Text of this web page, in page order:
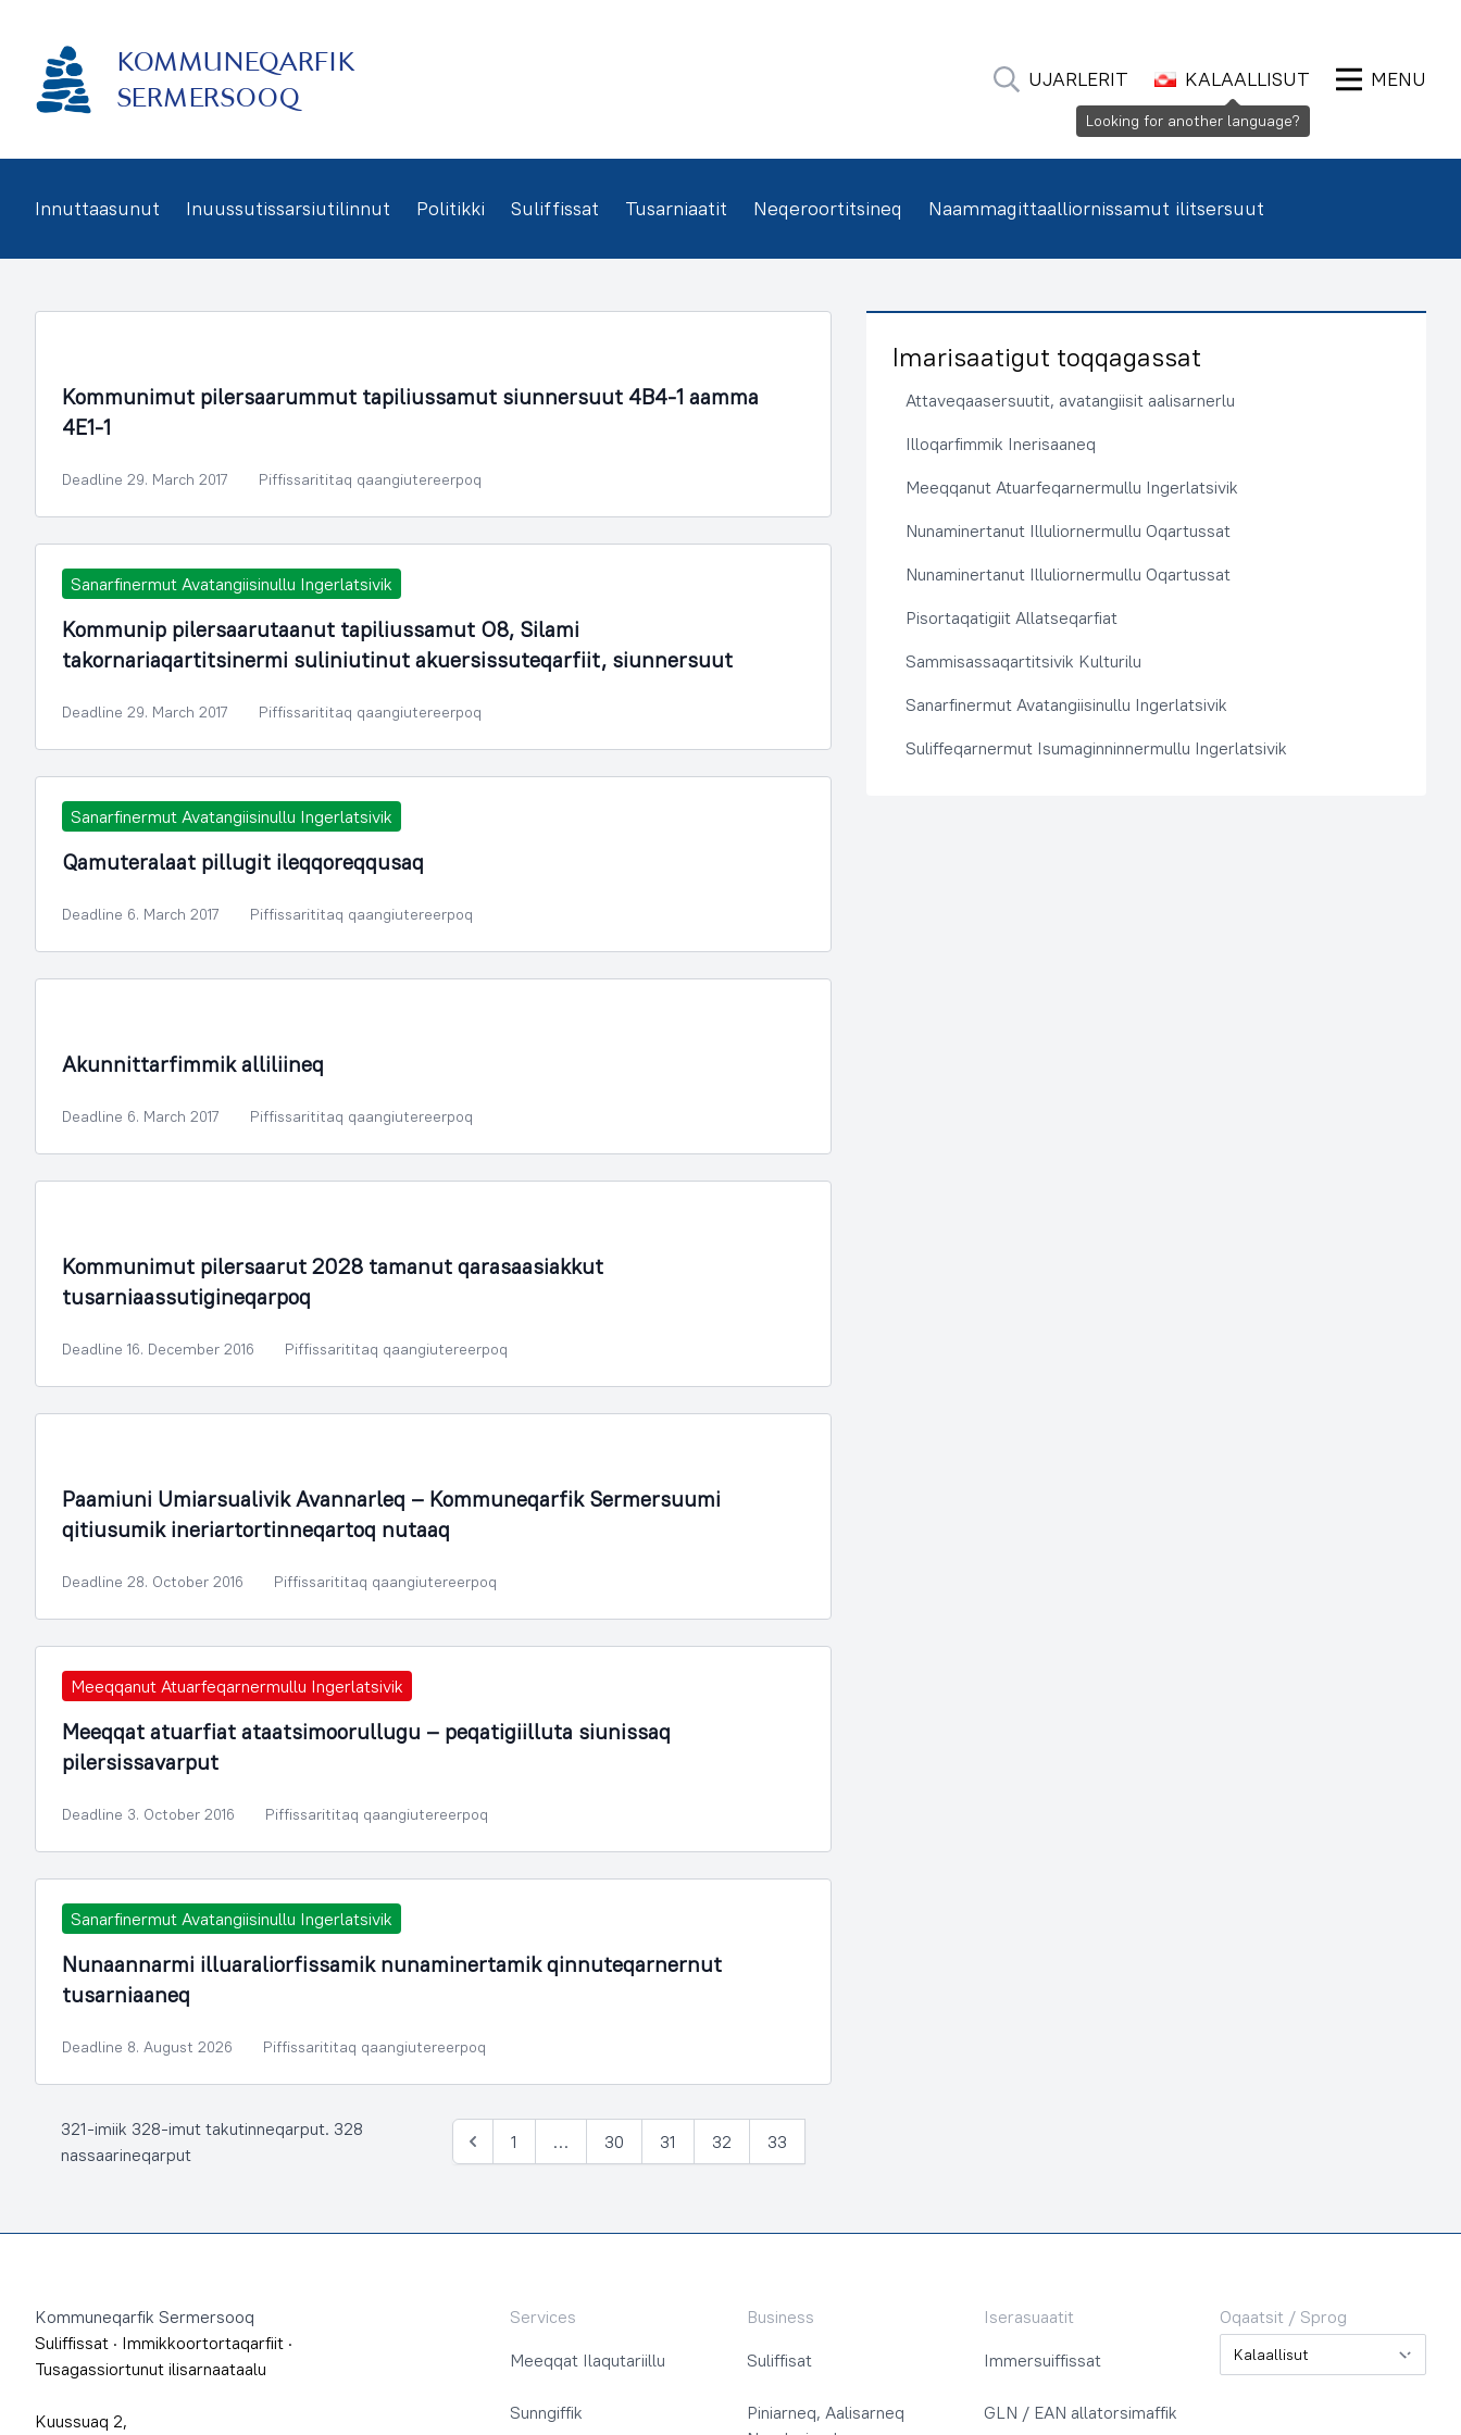
KOMMUNEQARFIK
SERMERSOOQ
UJARLERIT KALAALLISUT MENU
Innuttaasunut Inuussutissarsiutilinnut Politikki Suliffissat Tusarniaatit Neqeroortitsineq Naammagittaalliornissamut ilitsersuut
Kommunimut pilersaarummut tapiliussamut siunnersuut 4B4-1 aamma
4E1-1
Deadline 29. March 2017 Piffissarititaq qaangiutereerpoq
Sanarfinermut Avatangiisinullu Ingerlatsivik
Kommunip pilersaarutaanut tapiliussamut O8, Silami
takornariaqartitsinermi suliniutinut akuersissuteqarfiit, siunnersuut
Deadline 29. March 2017 Piffissarititaq qaangiutereerpoq
Sanarfinermut Avatangiisinullu Ingerlatsivik
Qamuteralaat pillugit ileqqoreqqusaq
Deadline 6. March 2017 Piffissarititaq qaangiutereerpoq
Akunnittarfimmik alliliineq
Deadline 6. March 2017 Piffissarititaq qaangiutereerpoq
Kommunimut pilersaarut 2028 tamanut qarasaasiakkut
tusarniaassutigineqarpoq
Deadline 16. December 2016 Piffissarititaq qaangiutereerpoq
Paamiuni Umiarsualivik Avannarleq – Kommuneqarfik Sermersuumi
qitiusumik ineriartortinneqartoq nutaaq
Deadline 28. October 2016 Piffissarititaq qaangiutereerpoq
Meeqqanut Atuarfeqarnermullu Ingerlatsivik
Meeqqat atuarfiat ataatsimoorullugu – peqatigiilluta siunissaq
pilersissavarput
Deadline 3. October 2016 Piffissarititaq qaangiutereerpoq
Sanarfinermut Avatangiisinullu Ingerlatsivik
Nunaannarmi illuaraliorfissamik nunaminertamik qinnuteqarnernut
tusarniaaneq
Deadline 8. August 2026 Piffissarititaq qaangiutereerpoq
321-imiik 328-imut takutinneqarput. 328
nassaarineqarput
Siulia
1 … 30 31 32 33
Imarisaatigut toqqagassat
Attaveqaasersuutit, avatangiisit aalisarnerlu
Illoqarfimmik Inerisaaneq
Meeqqanut Atuarfeqarnermullu Ingerlatsivik
Nunaminertanut Illuliornermullu Oqartussat
Nunaminertanut Illuliornermullu Oqartussat
Pisortaqatigiit Allatseqarfiat
Sammisassaqartitsivik Kulturilu
Sanarfinermut Avatangiisinullu Ingerlatsivik
Suliffeqarnermut Isumaginninnermullu Ingerlatsivik
Kommuneqarfik Sermersooq
Suliffissat · Immikkoortortaqarfiit ·
Tusagassiortunut ilisarnaataalu
Kuussuaq 2,
Services
Meeqqat Ilaqutariillu
Sunngiffik
Business
Suliffisat
Piniarneq, Aalisarneq
Iserasuaatit
Immersuiffissat
GLN / EAN allatorsimaffik
Oqaatsit / Sprog
Oqaatsit / Sprog
Looking for another language?